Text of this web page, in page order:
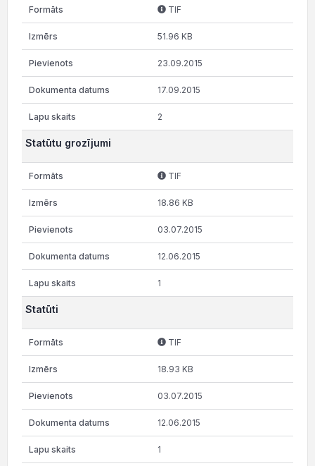
TIF
51.96 KB
23.09.2015
17.09.2015
2
Statūtu grozījumi
TIF
18.86 KB
03.07.2015
12.06.2015
1
Statūti
TIF
18.93 KB
03.07.2015
12.06.2015
1